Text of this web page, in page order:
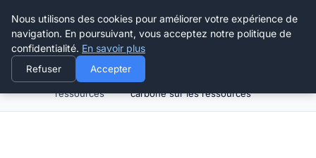
Happy Calyx Farmer
Gestion des
ressources
Évaluer le coût de votre empreinte
carbone sur les ressources
Nous utilisons des cookies pour améliorer votre expérience de
navigation. En poursuivant, vous acceptez notre politique de
confidentialité. En savoir plus
Refuser Accepter